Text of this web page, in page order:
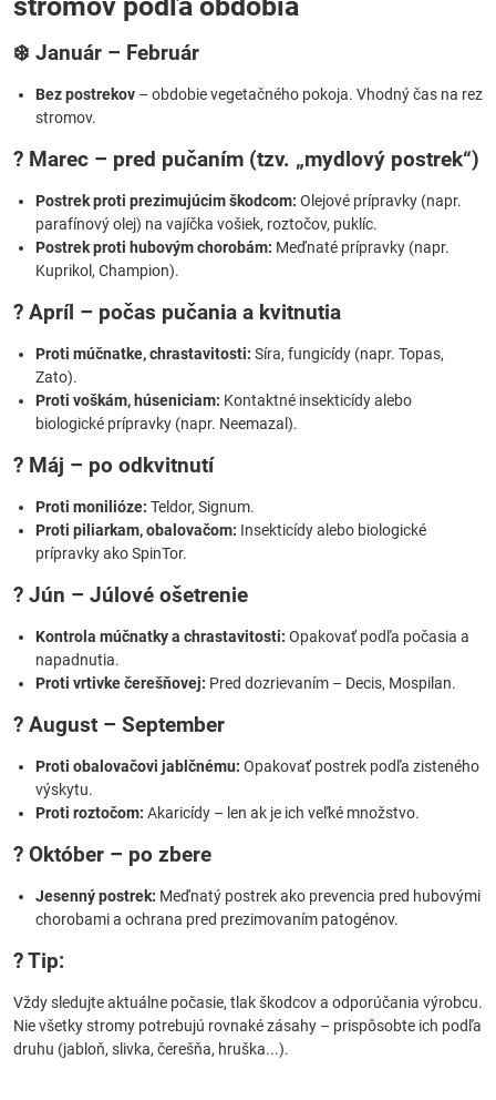
❄️ Január – Február
Bez postrekov – obdobie vegetačného pokoja. Vhodný čas na rez
stromov.
? Marec – pred pučaním (tzv. „mydlový postrek“)
Postrek proti prezimujúcim škodcom: Olejové prípravky (napr.
parafínový olej) na vajíčka vošiek, roztočov, puklíc.
Postrek proti hubovým chorobám: Meďnaté prípravky (napr.
Kuprikol, Champion).
? Apríl – počas pučania a kvitnutia
Proti múčnatke, chrastavitosti: Síra, fungicídy (napr. Topas,
Zato).
Proti voškám, húseniciam: Kontaktné insekticídy alebo
biologické prípravky (napr. Neemazal).
? Máj – po odkvitnutí
Proti monilióze: Teldor, Signum.
Proti piliarkam, obalovačom: Insekticídy alebo biologické
prípravky ako SpinTor.
? Jún – Júlové ošetrenie
Kontrola múčnatky a chrastavitosti: Opakovať podľa počasia a
napadnutia.
Proti vrtivke čerešňovej: Pred dozrievaním – Decis, Mospilan.
? August – September
Proti obalovačovi jablčnému: Opakovať postrek podľa zisteného
výskytu.
Proti roztočom: Akaricídy – len ak je ich veľké množstvo.
? Október – po zbere
Jesenný postrek: Meďnatý postrek ako prevencia pred hubovými
chorobami a ochrana pred prezimovaním patogénov.
? Tip:
Vždy sledujte aktuálne počasie, tlak škodcov a odporúčania výrobcu.
Nie všetky stromy potrebujú rovnaké zásahy – prispôsobte ich podľa
druhu (jabloň, slivka, čerešňa, hruška...).